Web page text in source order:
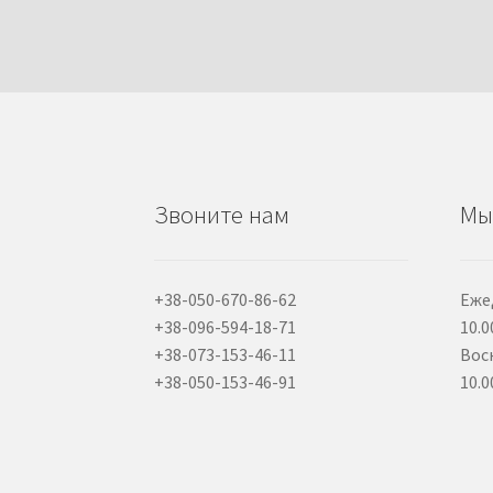
Звоните нам
+38-050-670-86-62
+38-096-594-18-71
+38-073-153-46-11
+38-050-153-46-91